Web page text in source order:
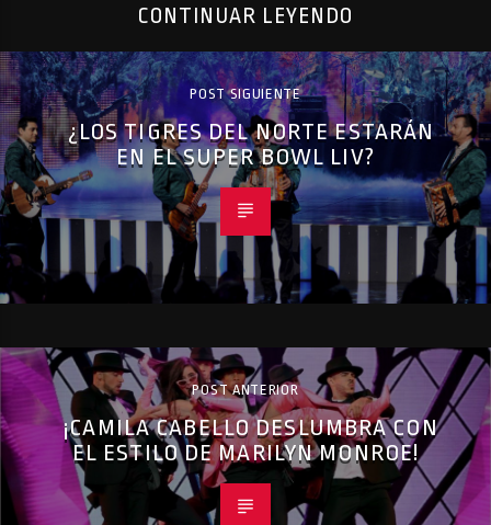
CONTINUAR LEYENDO
POST SIGUIENTE
¿LOS TIGRES DEL NORTE ESTARÁN
EN EL SUPER BOWL LIV?
POST ANTERIOR
¡CAMILA CABELLO DESLUMBRA CON
EL ESTILO DE MARILYN MONROE!